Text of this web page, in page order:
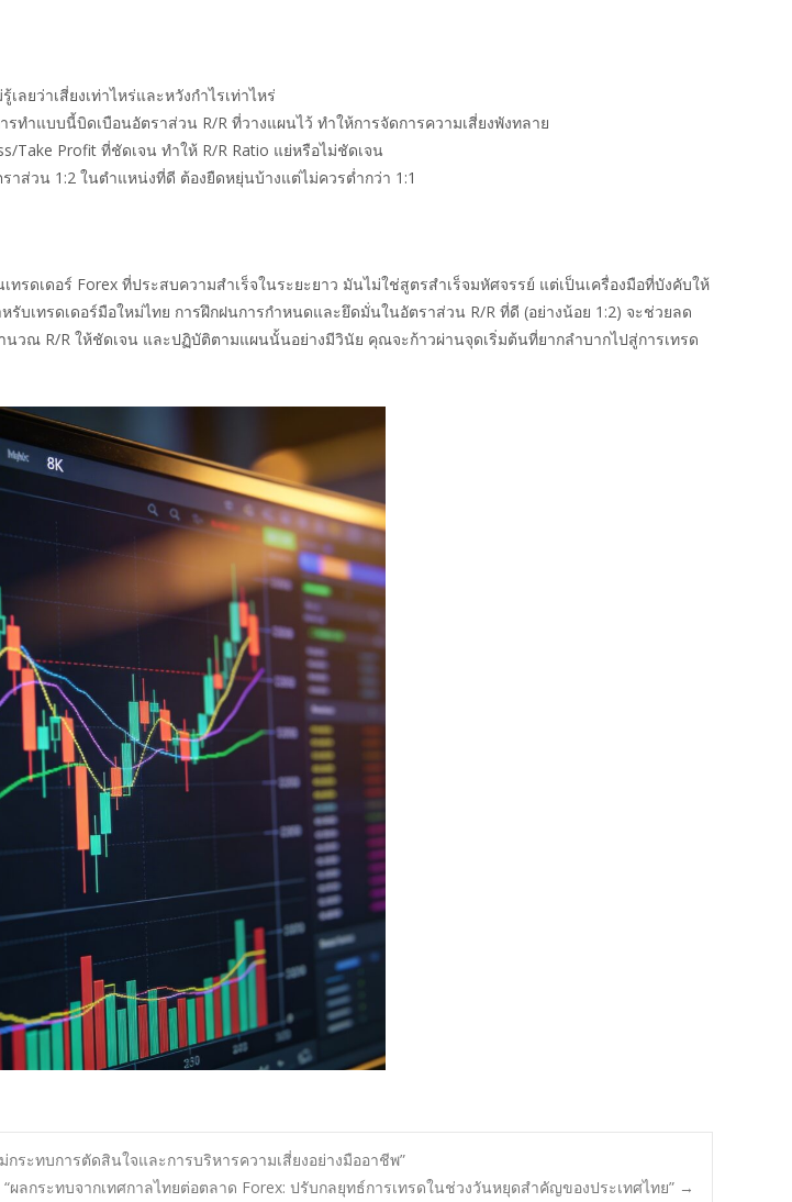
ยว่าเสี่ยงเท่าไหร่และหวังกำไรเท่าไหร่
รทำแบบนี้บิดเบือนอัตราส่วน R/R ที่วางแผนไว้ ทำให้การจัดการความเสี่ยงพังทลาย
Take Profit ที่ชัดเจน ทำให้ R/R Ratio แย่หรือไม่ชัดเจน
าส่วน 1:2 ในตำแหน่งที่ดี ต้องยืดหยุ่นบ้างแต่ไม่ควรต่ำกว่า 1:1
ดเดอร์ Forex ที่ประสบความสำเร็จในระยะยาว มันไม่ใช่สูตรสำเร็จมหัศจรรย์ แต่เป็นเครื่องมือที่บังคับให้
เทรดเดอร์มือใหม่ไทย การฝึกฝนการกำหนดและยึดมั่นในอัตราส่วน R/R ที่ดี (อย่างน้อย 1:2) จะช่วยลด
วณ R/R ให้ชัดเจน และปฏิบัติตามแผนนั้นอย่างมีวินัย คุณจะก้าวผ่านจุดเริ่มต้นที่ยากลำบากไปสู่การเทรด
ระทบการตัดสินใจและการบริหารความเสี่ยงอย่างมืออาชีพ”
“ผลกระทบจากเทศกาลไทยต่อตลาด Forex: ปรับกลยุทธ์การเทรดในช่วงวันหยุดสำคัญของประเทศไทย” →